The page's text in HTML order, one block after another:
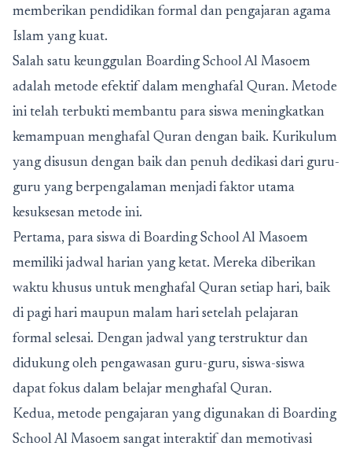
memberikan pendidikan formal dan pengajaran agama
Islam yang kuat.
Salah satu keunggulan Boarding School Al Masoem
adalah metode efektif dalam menghafal Quran. Metode
ini telah terbukti membantu para siswa meningkatkan
kemampuan menghafal Quran dengan baik. Kurikulum
yang disusun dengan baik dan penuh dedikasi dari guru-
guru yang berpengalaman menjadi faktor utama
kesuksesan metode ini.
Pertama, para siswa di Boarding School Al Masoem
memiliki jadwal harian yang ketat. Mereka diberikan
waktu khusus untuk menghafal Quran setiap hari, baik
di pagi hari maupun malam hari setelah pelajaran
formal selesai. Dengan jadwal yang terstruktur dan
didukung oleh pengawasan guru-guru, siswa-siswa
dapat fokus dalam belajar menghafal Quran.
Kedua, metode pengajaran yang digunakan di Boarding
School Al Masoem sangat interaktif dan memotivasi